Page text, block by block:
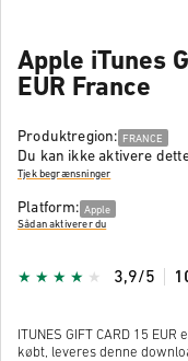
Apple iTunes
EUR France
Produktregion: FRANCE
Du kan ikke aktivere
Tjek begrænsninger
Platform: Apple
Sådan aktiverer du
3,9/5
ITUNES GIFT CARD 15
købt, leveres denne